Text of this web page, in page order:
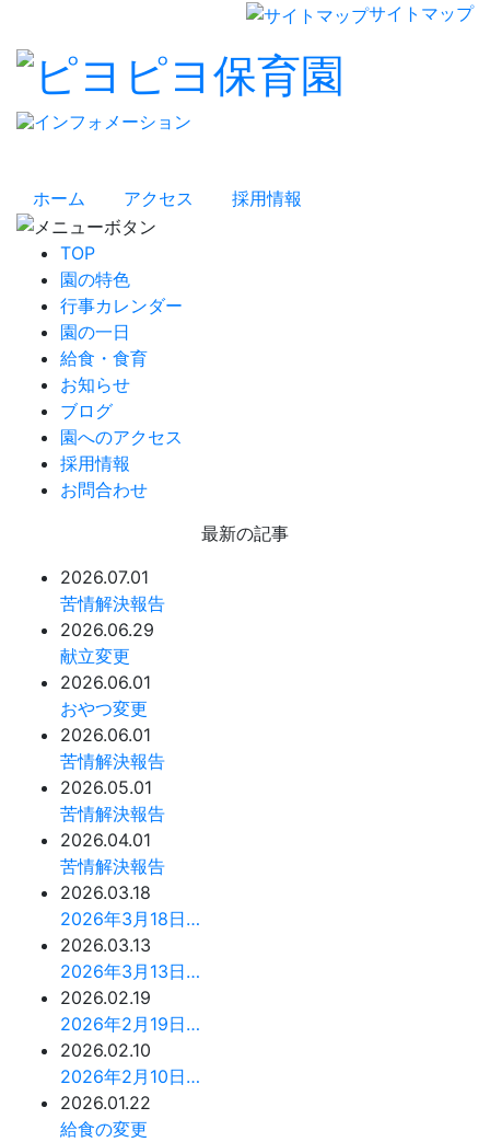
サイトマップ
ホーム アクセス 採用情報
TOP
園の特色
行事カレンダー
園の一日
給食・食育
お知らせ
ブログ
園へのアクセス
採用情報
お問合わせ
最新の記事
2026.07.01
苦情解決報告
2026.06.29
献立変更
2026.06.01
おやつ変更
2026.06.01
苦情解決報告
2026.05.01
苦情解決報告
2026.04.01
苦情解決報告
2026.03.18
2026年3月18日…
2026.03.13
2026年3月13日…
2026.02.19
2026年2月19日…
2026.02.10
2026年2月10日…
2026.01.22
給食の変更